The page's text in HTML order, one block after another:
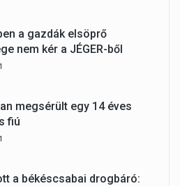
a gazdák elsöprő
nem kér a JÉGER-ből
megsérült egy 14 éves
fiú
a békéscsabai drogbáró: